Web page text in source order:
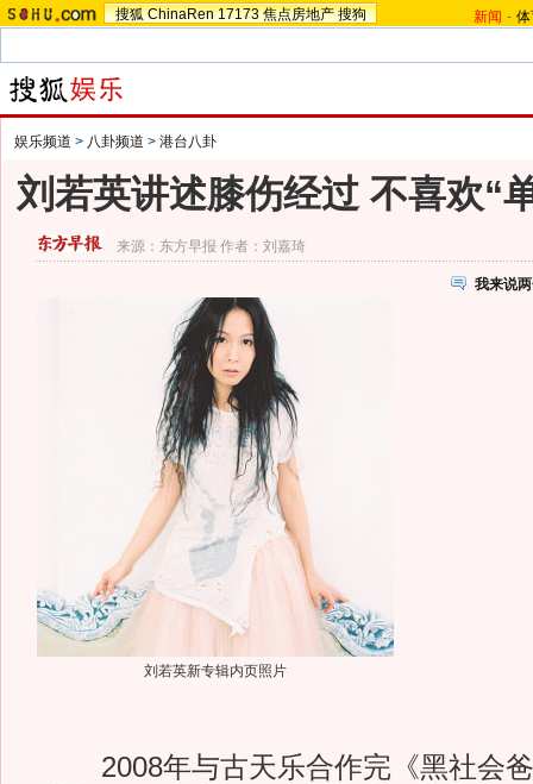
搜狐 ChinaRen 17173 焦点房地产 搜狗 新闻 -
娱乐频道 > 八卦频道 > 港台八卦
刘若英讲述膝伤经过 不喜欢“
来源： 东方早报 作者：刘嘉琦
我来说
刘若英新专辑内页照片
2008年与古天乐合作完《黑社会爸